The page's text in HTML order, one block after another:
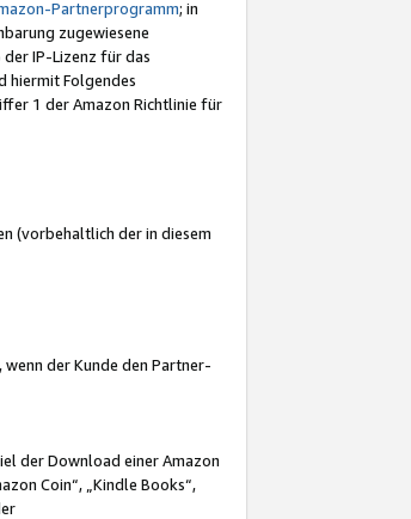
Partnerprogramm; in
zugewiesene
IP-Lizenz für das
hiermit Folgendes
1 der Amazon Richtlinie für
(vorbehaltlich der in diesem
der Kunde den Partner-
der Download einer Amazon
Coin“, „Kindle Books“,